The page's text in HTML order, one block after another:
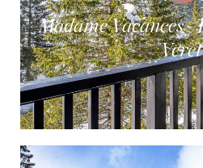
Madame Vacances - Les Terrasses de
Veret